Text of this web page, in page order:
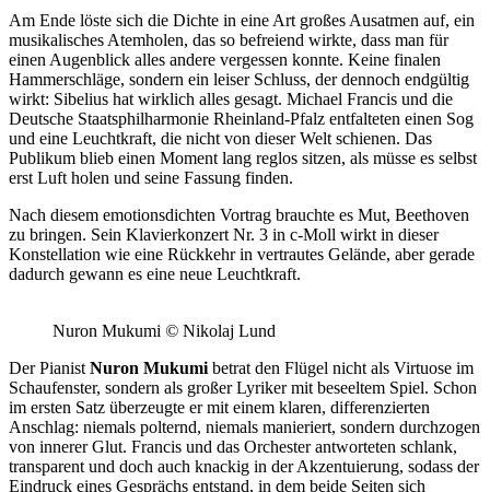
Am Ende löste sich die Dichte in eine Art großes Ausatmen auf, ein
musikalisches Atemholen, das so befreiend wirkte, dass man für
einen Augenblick alles andere vergessen konnte. Keine finalen
Hammerschläge, sondern ein leiser Schluss, der dennoch endgültig
wirkt: Sibelius hat wirklich alles gesagt. Michael Francis und die
Deutsche Staatsphilharmonie Rheinland-Pfalz entfalteten einen Sog
und eine Leuchtkraft, die nicht von dieser Welt schienen. Das
Publikum blieb einen Moment lang reglos sitzen, als müsse es selbst
erst Luft holen und seine Fassung finden.
Nach diesem emotionsdichten Vortrag brauchte es Mut, Beethoven
zu bringen. Sein Klavierkonzert Nr. 3 in c-Moll wirkt in dieser
Konstellation wie eine Rückkehr in vertrautes Gelände, aber gerade
dadurch gewann es eine neue Leuchtkraft.
Nuron Mukumi © Nikolaj Lund
Der Pianist Nuron Mukumi betrat den Flügel nicht als Virtuose im
Schaufenster, sondern als großer Lyriker mit beseeltem Spiel. Schon
im ersten Satz überzeugte er mit einem klaren, differenzierten
Anschlag: niemals polternd, niemals manieriert, sondern durchzogen
von innerer Glut. Francis und das Orchester antworteten schlank,
transparent und doch auch knackig in der Akzentuierung, sodass der
Eindruck eines Gesprächs entstand, in dem beide Seiten sich